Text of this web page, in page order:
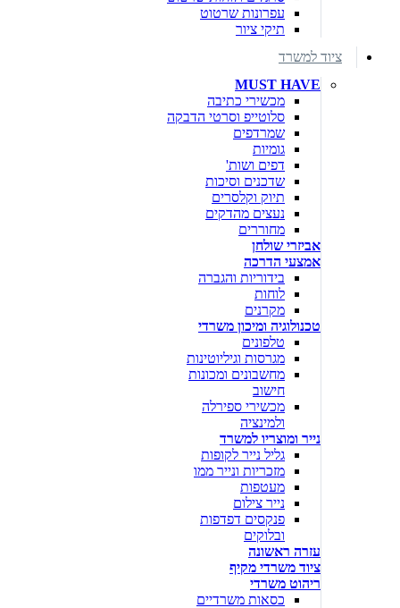
עפרונות שרטוט
תיקי ציור
ציוד למשרד
MUST HAVE
מכשירי כתיבה
סלוטייפ וסרטי הדבקה
שמרדפים
גומיות
דפים ושות'
שדכנים וסיכות
תיוק וקלסרים
נעצים מהדקים
מחוררים
אביזרי שולחן
אמצעי הדרכה
בידוריות והגברה
לוחות
מקרנים
טכנולוגיה ומיכון משרדי
טלפונים
מגרסות וגיליוטינות
מחשבונים ומכונות
חישוב
מכשירי ספירלה
ולמינציה
נייר ומוצריו למשרד
גליל נייר לקופות
מזכריות ונייר ממו
מעטפות
נייר צילום
פנקסים דפדפות
ובלוקים
עזרה ראשונה
ציוד משרדי מקיף
ריהוט משרדי
כסאות משרדיים